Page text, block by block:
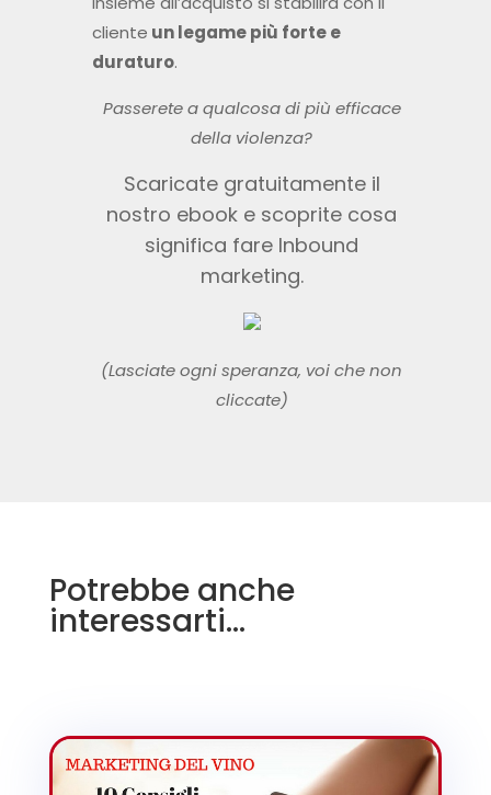
cliente un legame più forte e
duraturo.
Passerete a qualcosa di più efficace
della violenza?
Scaricate gratuitamente il
nostro ebook e scoprite cosa
significa fare Inbound
marketing.
(Lasciate ogni speranza, voi che non
cliccate)
Potrebbe anche
interessarti…